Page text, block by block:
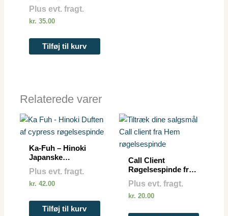
Plus evt. fragt.
kr. 35.00
Tilføj til kurv
Relaterede varer
Ka-Fuh – Hinoki
Japanske
røgelsespinde
Plus evt. fragt.
kr. 42.00
Tilføj til kurv
Call Client
Røgelsespinde fra
HEM 8 stk. pakke
Plus evt. fragt.
kr. 20.00